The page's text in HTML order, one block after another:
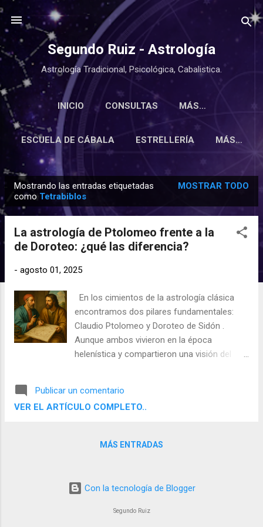
Ir al contenido principal
Segundo Ruiz - Astrología
Astrología Tradicional, Psicológica, Cabalistica.
INICIO CONSULTAS MÁS…
ESCUELA DE CÁBALA ESTRELLERÍA MÁS…
n
Mostrando las entradas etiquetadas
como Tetrabiblos
MOSTRAR TODO
La astrología de Ptolomeo frente a la
de Doroteo: ¿qué las diferencia?
- agosto 01, 2025
En los cimientos de la astrología clásica
encontramos dos pilares fundamentales:
Claudio Ptolomeo y Doroteo de Sidón .
Aunque ambos vivieron en la época
helenística y compartieron una visión del
enfoques son claramente distintos. Entender
sus diferencias no solo enriquece nuestra
mayor conciencia las herramientas que
Publicar un comentario
VER EL ARTÍCULO COMPLETO..
MÁS ENTRADAS
Con la tecnología de Blogger
Segundo Ruiz